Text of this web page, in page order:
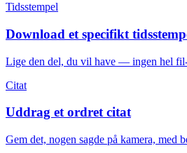
Tidsstempel
Download et specifikt
Lige den del, du vil have — ingen hel
Citat
Uddrag et ordret citat
Gem det, nogen sagde på kamera, med